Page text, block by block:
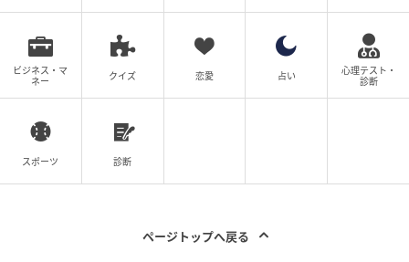
ビジネス・マ
ネー
クイズ 恋愛 占い
心理テスト・
診断
スポーツ 診断
ページトップへ戻る